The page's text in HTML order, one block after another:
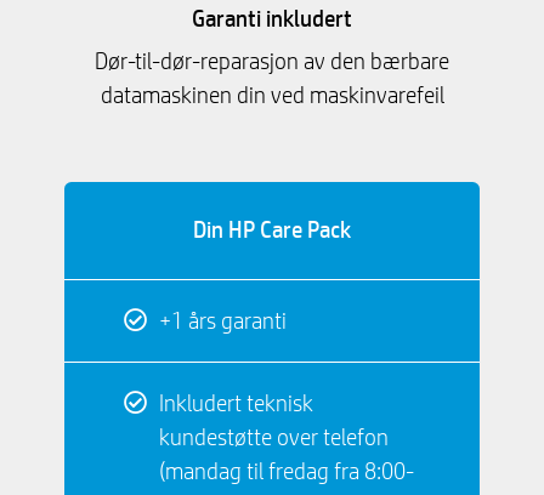
Garanti inkludert
Dør-til-dør-reparasjon av den bærbare
datamaskinen din ved maskinvarefeil
Din HP Care Pack
+1 års garanti
Inkludert teknisk
kundestøtte over telefon
(mandag til fredag ​​fra 8:00-